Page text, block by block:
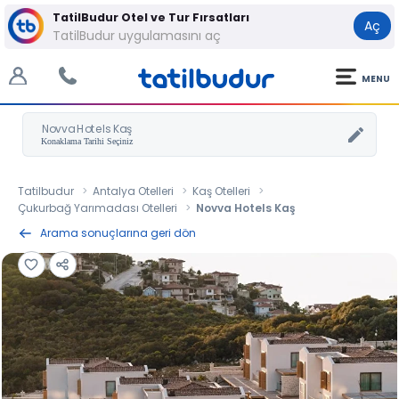
TatilBudur Otel ve Tur Fırsatları
TatilBudur uygulamasını aç
Aç
MENU
Novva Hotels Kaş
Tatilbudur Antalya Otelleri
Kaş Otelleri
Çukurbağ Yarımadası Otelleri
Novva Hotels Kaş
Arama sonuçlarına geri dön